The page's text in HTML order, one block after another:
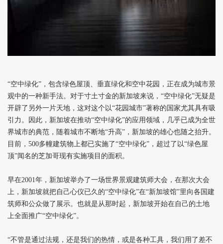
“空中绿化”，包含绿色屋顶、垂直绿化和空中花园，正在成为城市景
观中的一种新手法。对于寸土寸金的新加坡来说，“空中绿化”无疑是
开辟了另外一片天地，这对这个以“花园城市”著称的国家尤其具有吸
引力。因此，新加坡在推动“空中绿化”的应用领域，几乎已成为全世
界城市的典范，随着城市不断地“升高”，新加坡的雄心也随之抬升。
目前，500多幢建筑物上都已实施了“空中绿化”，超过了以“绿色屋
顶”闻名的芝加哥现有实施项目的面积。
早在2001年，新加坡举办了一场世界景观建筑师大会，在那次大会
上，新加坡就把自己心仪已久的“空中绿化”在“新加坡馆”里向各国建
筑师和公众做了展示。也就是从那时起，新加坡开始在自己的土地
上全面推广“空中绿化”。
“不管是通过法规，还是我们的热情，或是各种工具，我们用了差不